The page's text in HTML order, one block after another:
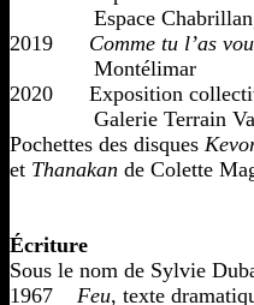
Espace
2019 Comme tu l’as
              Montélimar
2020      Exposition
Galerie Terrain
Pochettes des disques
et Thanakan de Colette
Écriture
Sous le nom de Sylvie
1967 Feu, texte